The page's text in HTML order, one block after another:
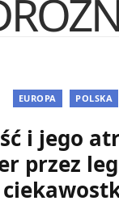
EUROPA POLSKA
i jego
przez